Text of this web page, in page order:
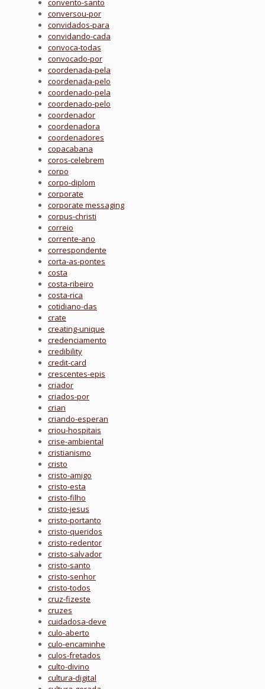
convento-santo
conversou-por
convidados-para
convidando-cada
convoca-todas
convocado-por
coordenada-pela
coordenada-pelo
coordenado-pela
coordenado-pelo
coordenador
coordenadora
coordenadores
copacabana
coros-celebrem
corpo
corpo-diplom
corporate
corporate messaging
corpus-christi
correio
corrente-ano
correspondente
corta-as-pontes
costa
costa-ribeiro
costa-rica
cotidiano-das
crate
creating-unique
credenciamento
credibility
credit-card
crescentes-epis
criador
criados-por
crian
criando-esperan
criou-hospitais
crise-ambiental
cristianismo
cristo
cristo-amigo
cristo-esta
cristo-filho
cristo-jesus
cristo-portanto
cristo-queridos
cristo-redentor
cristo-salvador
cristo-santo
cristo-senhor
cristo-todos
cruz-fizeste
cruzes
cuidadosa-deve
culo-aberto
culo-encaminhe
culos-fretados
culto-divino
cultura-digital